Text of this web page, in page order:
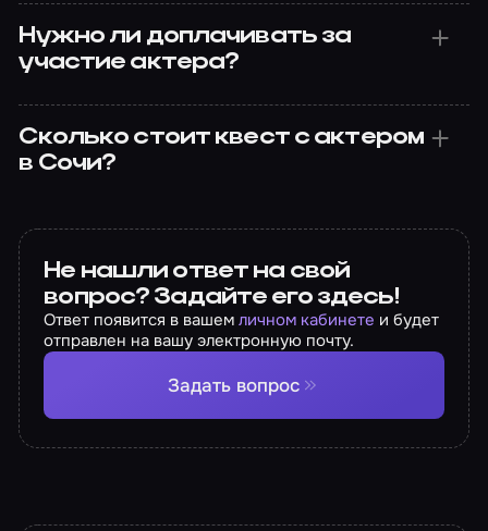
Нужно ли доплачивать за
участие актера?
Сколько стоит квест с актером
в Сочи?
Не нашли ответ на свой
вопрос? Задайте его здесь!
Ответ появится в вашемличном кабинете и будет
отправлен на вашу электронную почту.
Задать вопрос